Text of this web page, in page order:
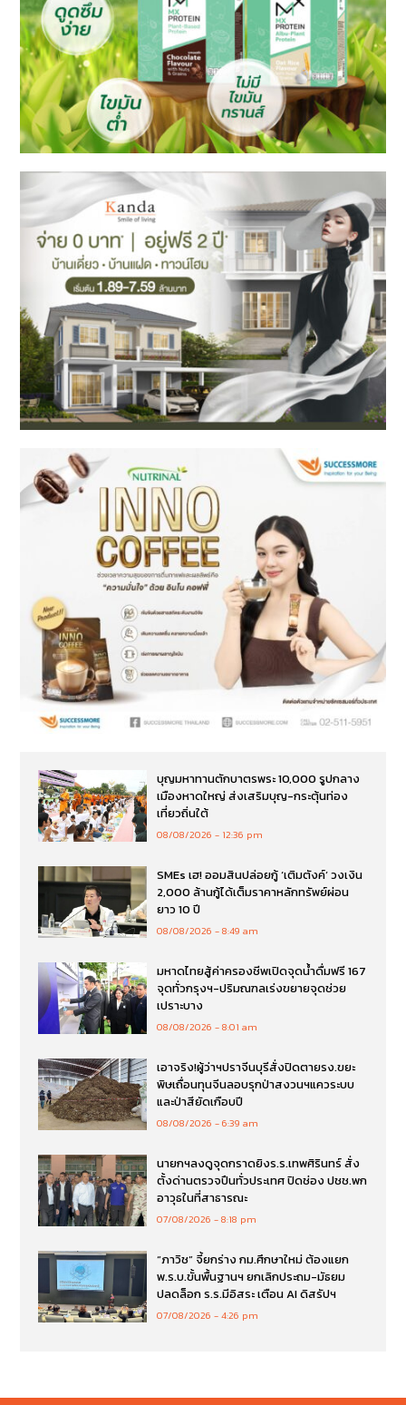
บุญมหาทานตักบาตรพระ 10,000 รูปกลาง
เมืองหาดใหญ่ ส่งเสริมบุญ-กระตุ้นท่อง
เที่ยวถิ่นใต้
08/08/2026 12:36 pm
SMEs เฮ! ออมสินปล่อยกู้ ‘เติมตังค์’ วงเงิน
2,000 ล้านกู้ได้เต็มราคาหลักทรัพย์ผ่อน
ยาว 10 ปี
08/08/2026 8:49 am
มหาดไทยสู้ค่าครองชีพเปิดจุดน้ำดื่มฟรี 167
จุดทั่วกรุงฯ-ปริมณฑลเร่งขยายจุดช่วย
เปราะบาง
08/08/2026 8:01 am
เอาจริง!ผู้ว่าฯปราจีนบุรีสั่งปิดตายรง.ขยะ
พิษเถื่อนทุนจีนลอบรุกป่าสงวนฯแควระบบ
และป่าสียัดเกือบปี
08/08/2026 6:39 am
นายกฯลงดูจุดกราดยิงร.ร.เทพศิรินทร์ สั่ง
ตั้งด่านตรวจปืนทั่วประเทศ ปิดช่อง ปชช.พก
อาวุธในที่สาธารณะ
07/08/2026 8:18 pm
“ภาวิช” จี้ยกร่าง กม.ศึกษาใหม่ ต้องแยก
พ.ร.บ.ขั้นพื้นฐานฯ ยกเลิกประถม-มัธยม
ปลดล็อก ร.ร.มีอิสระ เตือน AI ดิสรัปฯ
07/08/2026 4:26 pm